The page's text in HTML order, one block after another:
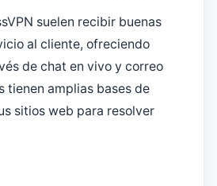
suelen recibir buenas
al cliente, ofreciendo
de chat en vivo y correo
tienen amplias bases de
sitios web para resolver